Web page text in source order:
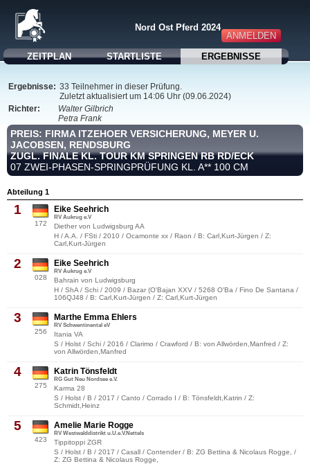
ANMELDEN
Nord Ost Pferd 2024
ZEITPLAN STARTLISTE ERGEBNISSE
Ergebnisse: 33 Teilnehmer in dieser Prüfung.
Zuletzt aktualisiert um 14:06 Uhr (09.06.2024)
Richter:
Walter Gilbrich
Petra Frank
PREIS: FIRMA ITZEHOER VERSICHERUNG, MEYER U.
JACOBSEN, RENDSBURG
ZUGL. FINALE KL. TOUR KM SPRINGEN RB RD/ECK
07 ZWEI-PHASEN-SPRINGPRÜFUNG KL. A** 100 CM
Abteilung 1
1
172
Eike Seehrich
RV Aukrug e.V
Diether von Ludwigsburg AA
H / A.A. / FSti / 2010 / Ocamonte xx / Raon / B: Carl,Kurt-Jürgen / Z:
Carl,Kurt-Jürgen
2
028
Eike Seehrich
RV Aukrug e.V
Bahrain von Ludwigsburg
H / ShA / Schi / 2009 / Bazar (O'Bajan XXV / 5268 O'Ba / Fino De Santana /
106QJ48 / B: Carl,Kurt-Jürgen / Z: Carl,Kurt-Jürgen
3
256
Marthe Emma Ehlers
RV Schwentinental eV
Itania VA
S / Holst / Schi / 2016 / Clarimo / Crawford / B: von Allwörden,Manfred / Z:
von Allwörden,Manfred
4
275
Katrin Tönsfeldt
RG Gut Neu Nordsee e.V.
Karma 28
S / Holst / B / 2017 / Canto / Corrado I / B: Tönsfeldt,Katrin / Z:
Schmidt,Heinz
5
423
Amelie Marie Rogge
RV Westwalddistrikt u.U.e.V.Nettels
Tippitoppi ZGR
S / Holst / B / 2017 / Casall / Contender / B: ZG Bettina & Nicolaus Rogge, /
Z: ZG Bettina & Nicolaus Rogge,